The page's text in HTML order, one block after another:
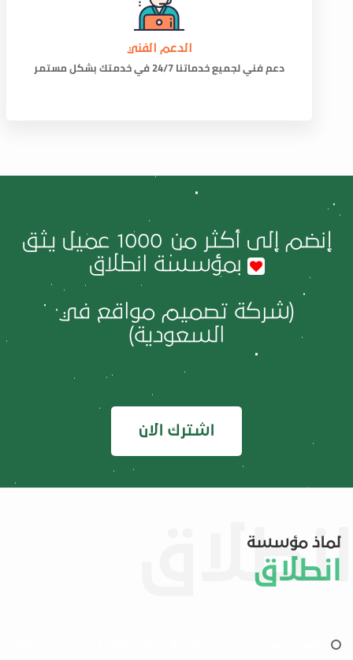
الدعم الفني
دعم فني لجميع خدماتنا 24/7 في خدمتك بشكل مستمر
إنضم إلى أكثر من 1000 عميل يثق
بمؤسسة انطلاق
(شركة تصميم مواقع في
السعودية)
اشترك الان
لماذ مؤسسة
انطلاق